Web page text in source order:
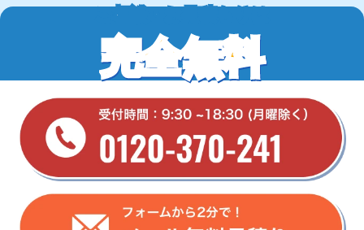
ご相談・お見積もりは
完全無料